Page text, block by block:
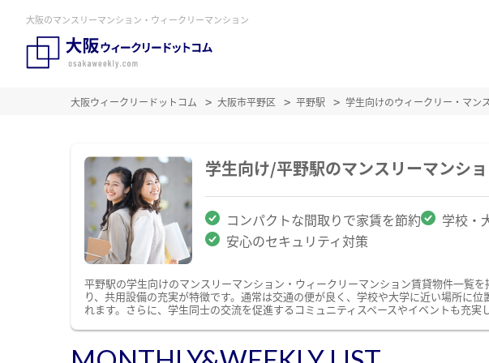
大阪のマンスリーマンション・ウィークリーマンション
大阪ウィークリードットコム 大阪市平野区 平野駅 学生向けのウィークリー・マン
学生向け/平野駅のマンスリーマンシ
コンパクトな間取りで家賃を節約 学校・
安心のセキュリティ対策
平野駅の学生向けのマンスリーマンション・ウィークリーマンション賃貸物件一覧
り、共用設備の充実が特徴です。通常は交通の便が良く、学校や大学に近い場所に
れます。さらに、学生同士の交流を促進するコミュニティスペースやイベントも充実